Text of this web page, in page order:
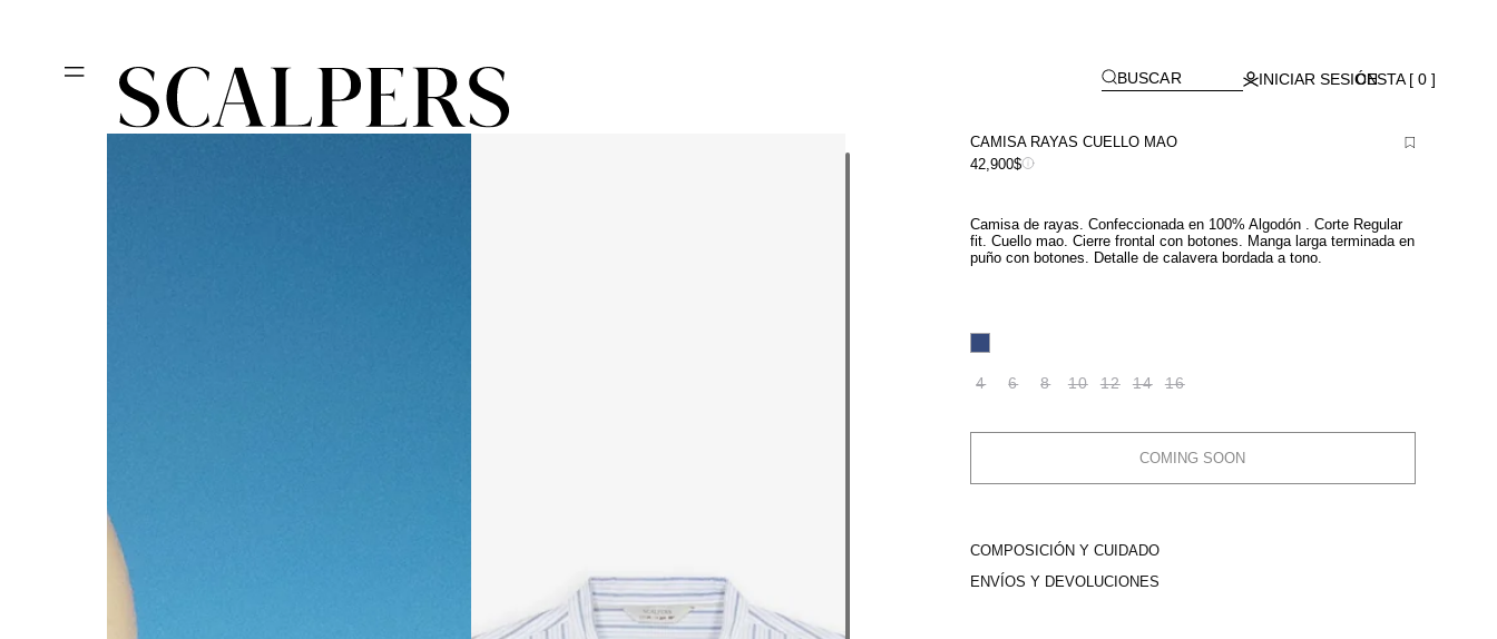
BUSCAR INICIAR SESIÓNCESTA [ 0 ]
CAMISA RAYAS CUELLO MAO
42,900$
Camisa de rayas. Confeccionada en 100% Algodón . Corte Regular
fit. Cuello mao. Cierre frontal con botones. Manga larga terminada en
puño con botones. Detalle de calavera bordada a tono.
4 6 8 10 12 14 16
COMING SOON
COMPOSICIÓN Y CUIDADO
ENVÍOS Y DEVOLUCIONES